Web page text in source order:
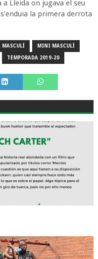
Lleida on jugava el seu
la primera derrota
MASCULÍ MINI MASCULÍ
TEMPORADA 2019-20